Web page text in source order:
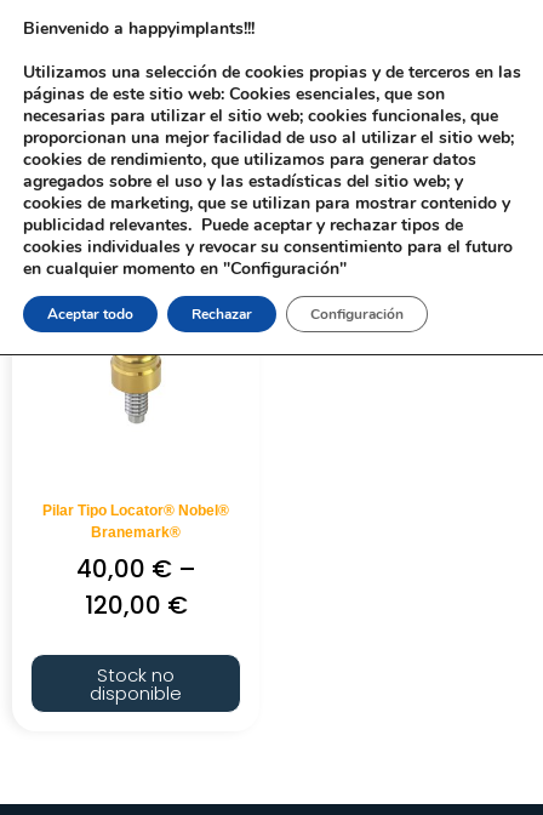
Inicio/ Productos etiquetados “117N”
Pilar Tipo Locator® Nobel®
Branemark®
40,00 €–
120,00 €
Stock no
disponible
Bienvenido a happyimplants!!!
Utilizamos una selección de cookies propias y de terceros en las
páginas de este sitio web: Cookies esenciales, que son
necesarias para utilizar el sitio web; cookies funcionales, que
proporcionan una mejor facilidad de uso al utilizar el sitio web;
cookies de rendimiento, que utilizamos para generar datos
agregados sobre el uso y las estadísticas del sitio web; y
cookies de marketing, que se utilizan para mostrar contenido y
publicidad relevantes. Puede aceptar y rechazar tipos de
cookies individuales y revocar su consentimiento para el futuro
en cualquier momento en "Configuración"
Aceptar todo Rechazar Configuración